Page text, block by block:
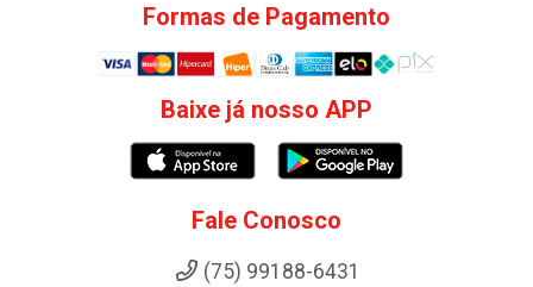
Formas de Pagamento
Baixe já nosso APP
Fale Conosco
(75) 99188-6431